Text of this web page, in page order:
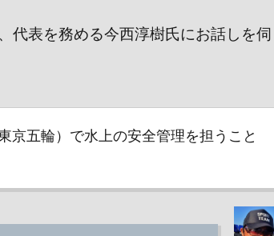
代表を務める今西淳樹氏にお話しを伺
京五輪）で水上の安全管理を担うこと